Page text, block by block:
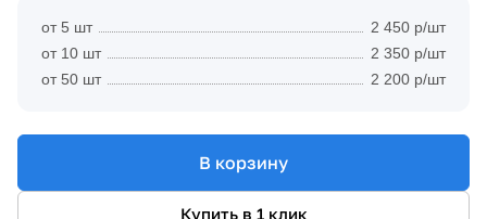
от 5 шт
2 450 р/шт
от 10 шт
2 350 р/шт
от 50 шт
2 200 р/шт
В корзину
Купить в 1 клик